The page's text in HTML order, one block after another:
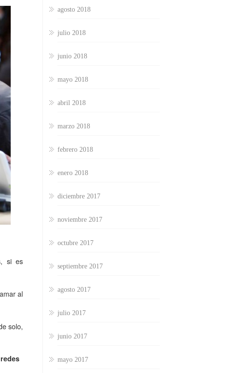
si es
al
solo,
agosto 2018
julio 2018
junio 2018
mayo 2018
abril 2018
marzo 2018
febrero 2018
enero 2018
diciembre 2017
noviembre 2017
octubre 2017
septiembre 2017
agosto 2017
julio 2017
junio 2017
mayo 2017